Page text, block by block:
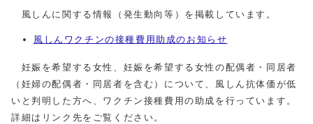
風しんに関する情報（発生動向等）を掲載しています。
風しんワクチンの接種費用助成のお知らせ
妊娠を希望する女性、妊娠を希望する女性の配偶者・同居者
（妊婦の配偶者・同居者を含む）について、風しん抗体価が低
いと判明した方へ、ワクチン接種費用の助成を行っています。
詳細はリンク先をご覧ください。